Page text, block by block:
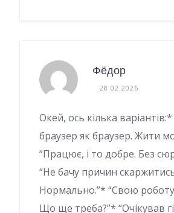
Фёдор
28.02.2026
Окей, ось кілька варіантів:*
браузер як браузер. Жити
“Працює, і то добре. Без
“Не бачу причин
Нормально.”* “Свою
Що ще треба?”* “Очікував